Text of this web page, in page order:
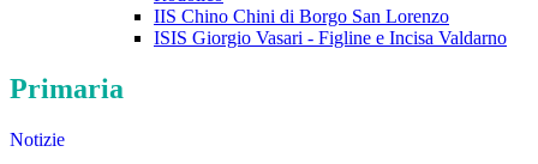
IIS Chino Chini di Borgo San Lorenzo
ISIS Giorgio Vasari - Figline e Incisa Valdarno
Primaria
Notizie